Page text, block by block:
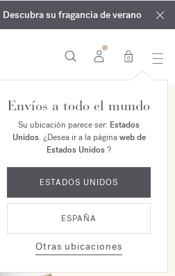
nueva fragancia OUD
velvet mood
su pedido*
todas las fragancias y aceites
el 9 de agosto
Descubra su fragancia de verano
0
Envíos a todo el mundo
Su ubicación parece ser: Estados
Unidos. ¿Desea ir a la páginaweb de
Estados Unidos?
ESTADOS UNIDOS
ESPAÑA
Otras ubicaciones